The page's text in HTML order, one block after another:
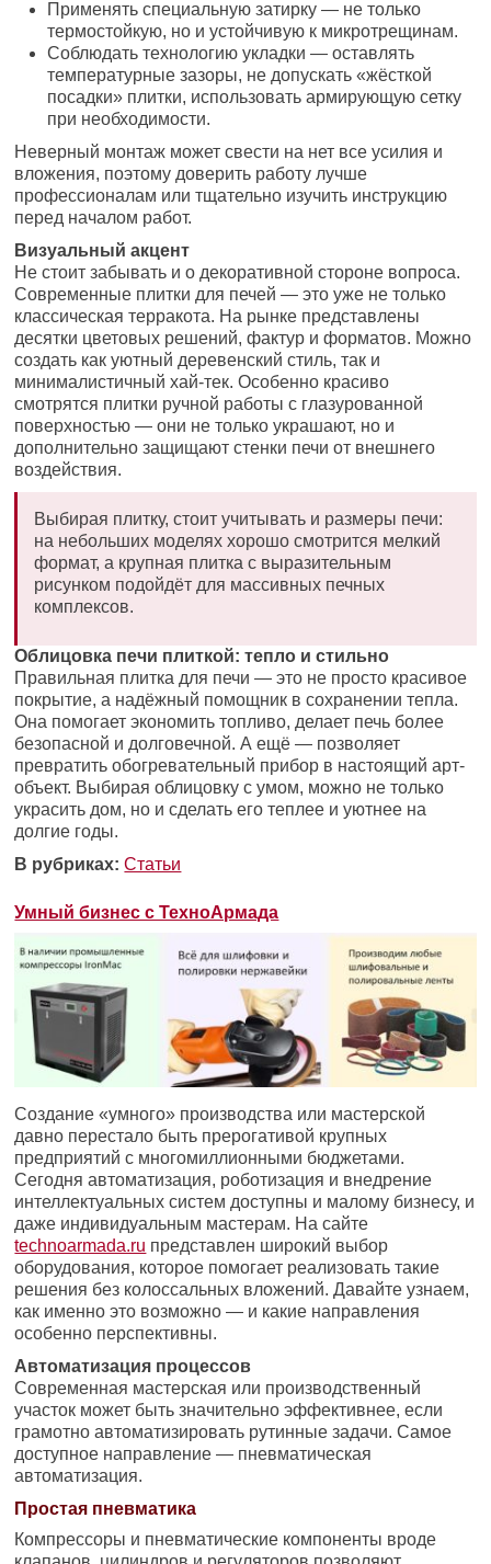
Применять специальную затирку — не только
термостойкую, но и устойчивую к микротрещинам.
Соблюдать технологию укладки — оставлять
температурные зазоры, не допускать «жёсткой
посадки» плитки, использовать армирующую сетку
при необходимости.
Неверный монтаж может свести на нет все усилия и
вложения, поэтому доверить работу лучше
профессионалам или тщательно изучить инструкцию
перед началом работ.
Визуальный акцент
Не стоит забывать и о декоративной стороне вопроса.
Современные плитки для печей — это уже не только
классическая терракота. На рынке представлены
десятки цветовых решений, фактур и форматов. Можно
создать как уютный деревенский стиль, так и
минималистичный хай-тек. Особенно красиво
смотрятся плитки ручной работы с глазурованной
поверхностью — они не только украшают, но и
дополнительно защищают стенки печи от внешнего
воздействия.
Выбирая плитку, стоит учитывать и размеры печи:
на небольших моделях хорошо смотрится мелкий
формат, а крупная плитка с выразительным
рисунком подойдёт для массивных печных
комплексов.
Облицовка печи плиткой: тепло и стильно
Правильная плитка для печи — это не просто красивое
покрытие, а надёжный помощник в сохранении тепла.
Она помогает экономить топливо, делает печь более
безопасной и долговечной. А ещё — позволяет
превратить обогревательный прибор в настоящий арт-
объект. Выбирая облицовку с умом, можно не только
украсить дом, но и сделать его теплее и уютнее на
долгие годы.
В рубриках: Статьи
Умный бизнес с ТехноАрмада
Создание «умного» производства или мастерской
давно перестало быть прерогативой крупных
предприятий с многомиллионными бюджетами.
Сегодня автоматизация, роботизация и внедрение
интеллектуальных систем доступны и малому бизнесу, и
даже индивидуальным мастерам. На сайте
technoarmada.ru представлен широкий выбор
оборудования, которое помогает реализовать такие
решения без колоссальных вложений. Давайте узнаем,
как именно это возможно — и какие направления
особенно перспективны.
Автоматизация процессов
Современная мастерская или производственный
участок может быть значительно эффективнее, если
грамотно автоматизировать рутинные задачи. Самое
доступное направление — пневматическая
автоматизация.
Простая пневматика
Компрессоры и пневматические компоненты вроде